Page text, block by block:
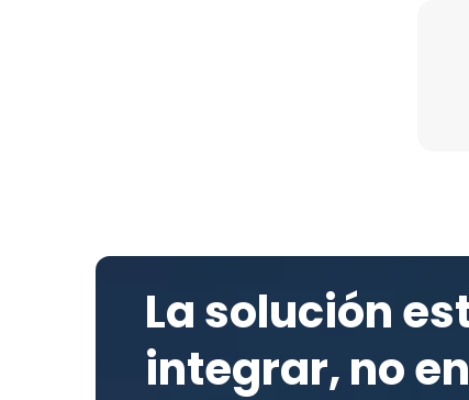
La solución
integrar, no